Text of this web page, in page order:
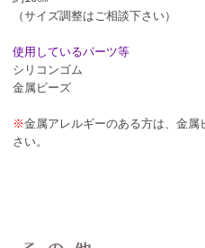
（サイズ調整はご相談下さい）
使用しているパーツ等
シリコンゴム
金属ビーズ
※金属アレルギーのある方は、金
さい。